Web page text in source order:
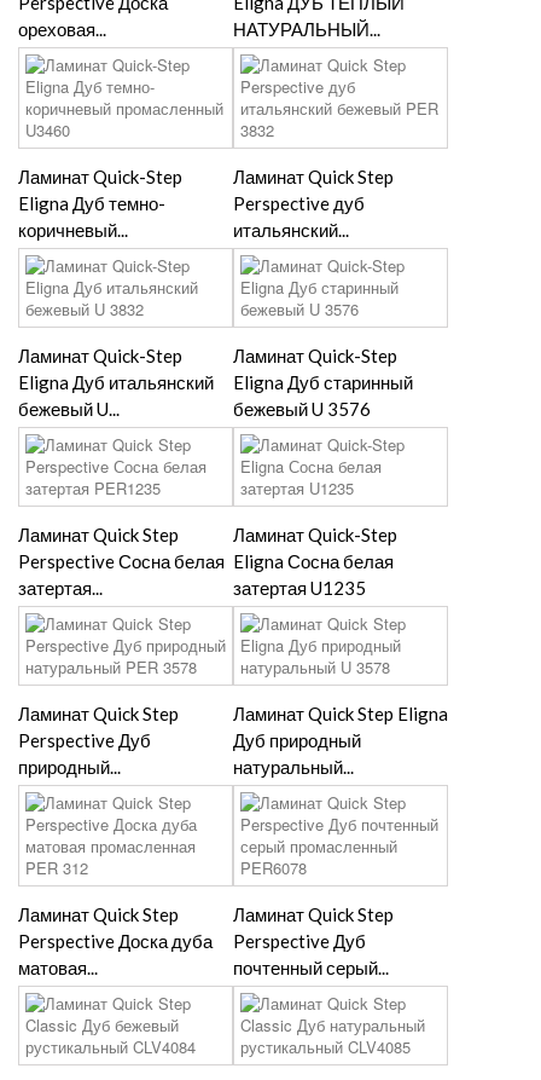
ореховая...
НАТУРАЛЬНЫЙ...
Ламинат Quick-Step
Eligna Дуб темно-
коричневый...
Ламинат Quick Step
Perspective дуб
итальянский...
Ламинат Quick-Step
Eligna Дуб итальянский
бежевый U...
Ламинат Quick-Step
Eligna Дуб старинный
бежевый U 3576
Ламинат Quick Step
Perspective Сосна белая
затертая...
Ламинат Quick-Step
Eligna Сосна белая
затертая U1235
Ламинат Quick Step
Perspective Дуб
природный...
Ламинат Quick Step Eligna
Дуб природный
натуральный...
Ламинат Quick Step
Perspective Доска дуба
матовая...
Ламинат Quick Step
Perspective Дуб
почтенный серый...